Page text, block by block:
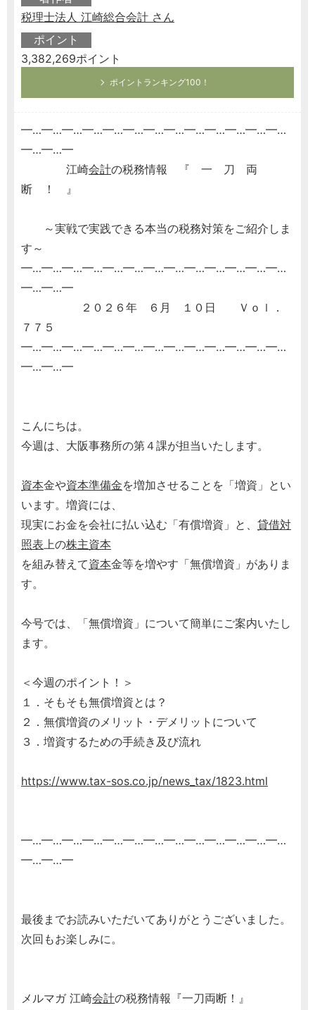
税理士法人 江崎総合会計 さん
ポイント
3,382,269ポイント
ポイントランキング100！
━…━…━…━…━…━…━…━…━…━…━…━…━…
━…━…━
江崎会計の税務情報 『 一 刀 両
断 ！ 』
～実戦で実践できる本当の税務対策をご紹介しま
す～
━…━…━…━…━…━…━…━…━…━…━…━…━…
━…━…━
２０２６年 ６月 １０日 Ｖｏｌ．
７７５
━…━…━…━…━…━…━…━…━…━…━…━…━…
━…━…━
こんにちは。
今週は、大阪事務所の第４課が担当いたします。
資本金や資本準備金を増加させることを「増資」とい
います。増資には、
現実にお金を会社に払い込む「有償増資」と、 貸借対
照表上の株主資本
を組み替えて資本金等を増やす「無償増資」がありま
す。
今号では、「無償増資」について簡単にご案内いたし
ます。
＜今週のポイント！＞
１．そもそも無償増資とは？
２．無償増資のメリット・デメリットについて
３．増資するための手続き及び流れ
https://www.tax-sos.co.jp/news_tax/1823.html
━…━…━…━…━…━…━…━…━…━…━…━…━…
━…━…━
最後までお読みいただいてありがとうございました。
次回もお楽しみに。
メルマガ 江崎会計の税務情報『一刀両断！』